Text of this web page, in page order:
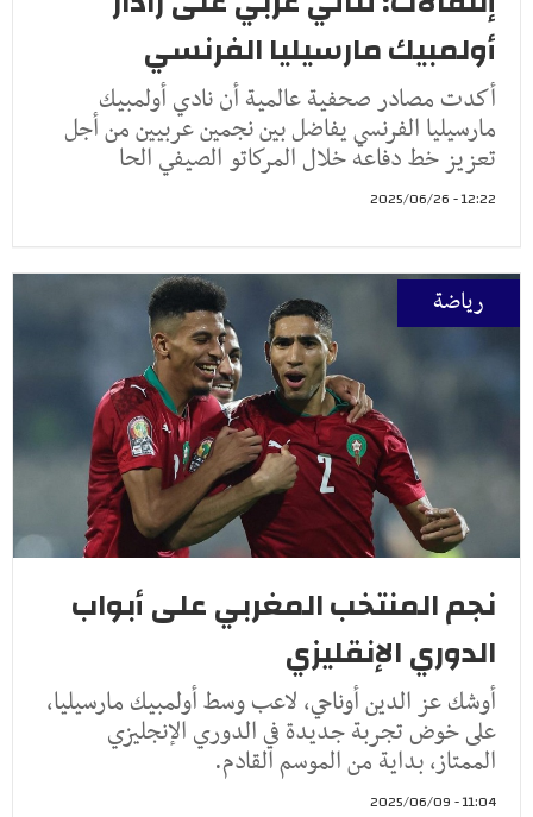
أولمبيك مارسيليا الفرنسي
أكدت مصادر صحفية عالمية أن نادي أولمبيك
مارسيليا الفرنسي يفاضل بين نجمين عربيين من أجل
تعزيز خط دفاعه خلال المركاتو الصيفي الحا
12:22 - 2025/06/26
رياضة
نجم المنتخب المغربي على أبواب
الدوري الإنقليزي
أوشك عز الدين أوناحي، لاعب وسط أولمبيك مارسيليا،
على خوض تجربة جديدة في الدوري الإنجليزي
الممتاز، بداية من الموسم القادم.
11:04 - 2025/06/09